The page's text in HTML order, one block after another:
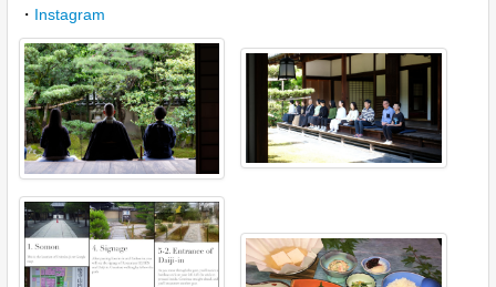
・ Instagram